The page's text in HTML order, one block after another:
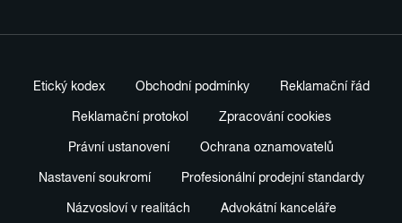
Etický kodex Obchodní podmínky Reklamační řád
Reklamační protokol Zpracování cookies
Právní ustanovení Ochrana oznamovatelů
Nastavení soukromí Profesionální prodejní standardy
Názvosloví v realitách Advokátní kanceláře